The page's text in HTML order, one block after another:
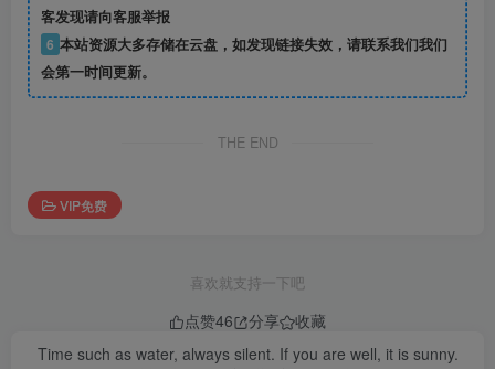
客发现请向客服举报
6 本站资源大多存储在云盘，如发现链接失效，请联系我们我们
会第一时间更新。
THE END
VIP免费
喜欢就支持一下吧
点赞46 分享
收藏
Time such as water, always silent. If you are well, it is sunny.